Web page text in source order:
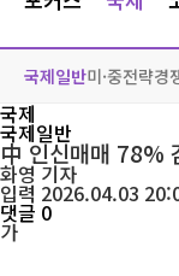
국제일반미·중전략경
국제
국제일반
中 인신매매 78%
화영기자
입력 2026.04.03
댓글 0
가